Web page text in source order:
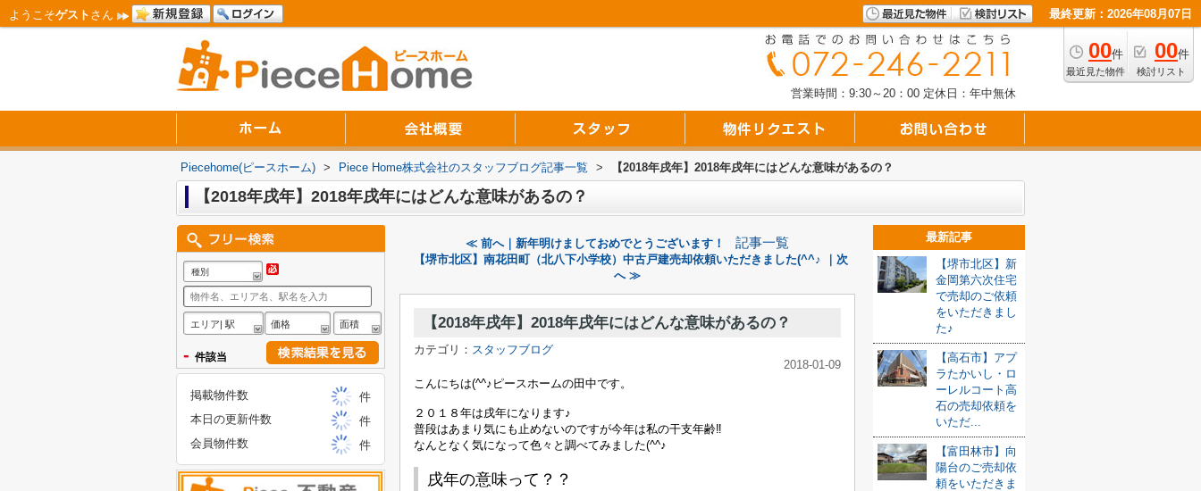
ようこそゲスト さん 最終更新：2026年08月07日
00件
最近見た物件
00件
検討リスト
営業時間：9:30～20：00 定休日：年中無休
Piecehome(ピースホーム) > Piece Home株式会社のスタッフブログ記事一覧 > 【2018年戌年】2018年戌年にはどんな意味があるの？
【2018年戌年】2018年戌年にはどんな意味があるの？
≪ 前へ｜新年明けましておめでとうございます！ 記事一覧
【堺市北区】南花田町（北八下小学校）中古戸建売却依頼いただきました(^^♪ ｜次
へ ≫
【2018年戌年】2018年戌年にはどんな意味があるの？
カテゴリ： スタッフブログ
2018-01-09
こんにちは(^^♪ピースホームの田中です。
２０１８年は戌年になります♪
普段はあまり気にも止めないのですが今年は私の干支年齢‼
なんとなく気になって色々と調べてみました(^^♪
戌年の意味って？？
最新記事
【堺市北区】新
金岡第六次住宅
で売却のご依頼
をいただきまし
た♪
【高石市】アプ
ラたかいし・ロ
ーレルコート高
石の売却依頼を
いただ...
【富田林市】向
陽台のご売却依
頼をいただきま
種別
エリア| 駅 価格 面積
- 件該当
掲載物件数
件
本日の更新件数
件
会員物件数
件